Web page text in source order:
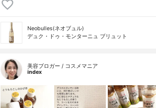
Neobulles(ネオブュル)
デュク・ドゥ・モンターニュ ブリュット
美容ブロガー / コスメマニア
index